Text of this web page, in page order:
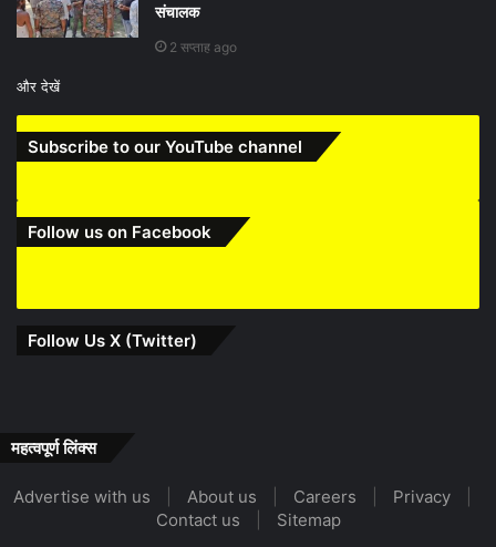
संचालक
2 सप्ताह ago
और देखें
Subscribe to our YouTube channel
Follow us on Facebook
Follow Us X (Twitter)
महत्वपूर्ण लिंक्स
Advertise with us About us Careers Privacy
Contact us
Sitemap